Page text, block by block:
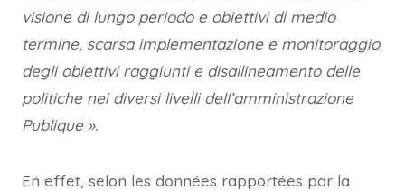
visione di lungo periodo e obiettivi di medio
termine, scarsa implementazione e monitoraggio
degli obiettivi raggiunti e disallineamento delle
politiche nei diversi livelli dell’amministrazione
Publique ».
En effet, selon les données rapportées par la